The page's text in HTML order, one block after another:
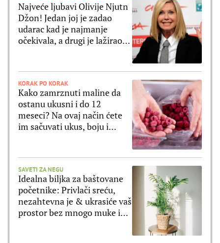
Najveće ljubavi Olivije Njutn
Džon! Jedan joj je zadao
udarac kad je najmanje
očekivala, a drugi je lažirao
KORAK PO KORAK
Kako zamrznuti maline da
ostanu ukusni i do 12
meseci? Na ovaj način ćete
im sačuvati ukus, boju i
SAVETI ZA NEGU
Idealna biljka za baštovane
početnike: Privlači sreću,
nezahtevna je & ukrasiće vaš
prostor bez mnogo muke i